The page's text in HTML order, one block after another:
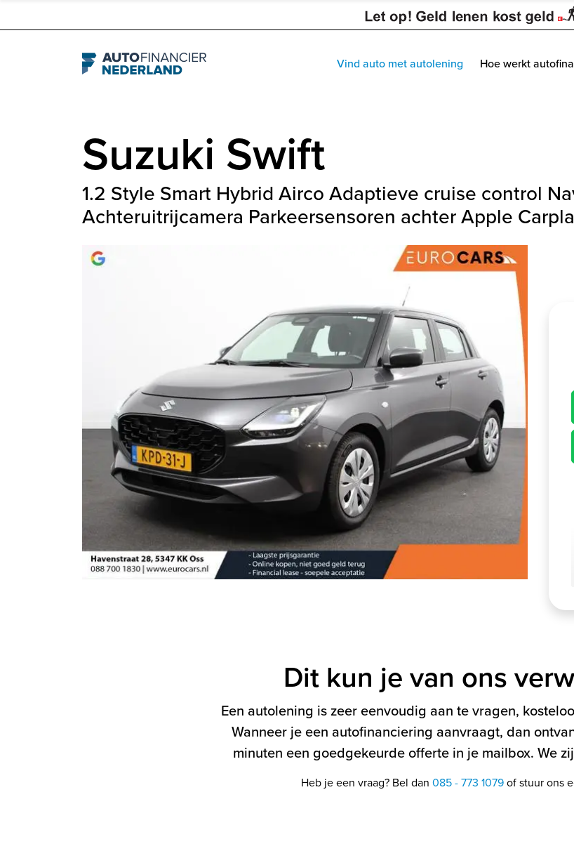
Navigation Vind auto met autolening Hoe werkt
Suzuki Swift
1.2 Style Smart Hybrid Airco Adaptieve cruise control
Achteruitrijcamera Parkeersensoren achter Apple
Dit kun je van ons
Een autolening is zeer eenvoudig aan te vragen,
Wanneer je een autofinanciering aanvraagt, dan
minuten een goedgekeurde offerte in je mailbox. We
Heb je een vraag? Bel dan 085 - 773 1079of stuur ons